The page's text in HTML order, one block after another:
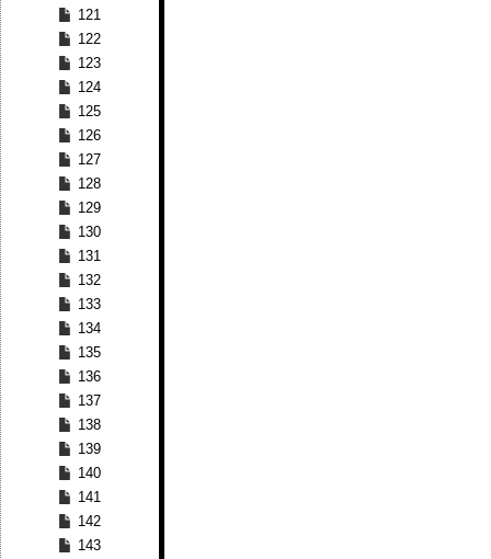
121
122
123
124
125
126
127
128
129
130
131
132
133
134
135
136
137
138
139
140
141
142
143